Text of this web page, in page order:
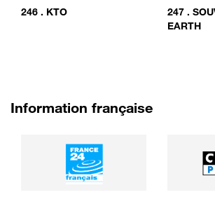
246 . KTO 247 .
EARTH
Information française